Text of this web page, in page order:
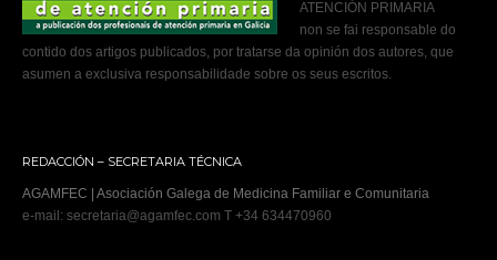
ATENCIÓN PRIMARIA
non se fai responsable do
contido dos artigos publicados, por tratarse da opinión dos autores, que
asumen a exclusiva responsabilidade sobre os seus escritos.
REDACCIÓN – SECRETARIA TÉCNICA
AGAMFEC | Asociación Galega de Medicina Familiar e Comunitaria
e-mail: secretaria@agamfec.com T +34 634470960